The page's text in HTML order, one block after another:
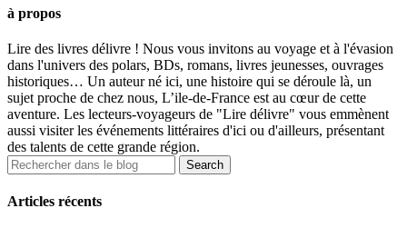
à propos
Lire des livres délivre ! Nous vous invitons au voyage et à l'évasion
dans l'univers des polars, BDs, romans, livres jeunesses, ouvrages
historiques… Un auteur né ici, une histoire qui se déroule là, un
sujet proche de chez nous, L’ile-de-France est au cœur de cette
aventure. Les lecteurs-voyageurs de "Lire délivre" vous emmènent
aussi visiter les événements littéraires d'ici ou d'ailleurs, présentant
des talents de cette grande région.
Articles récents